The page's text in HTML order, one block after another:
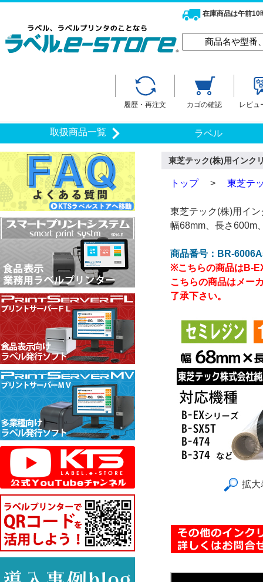
在庫商品は午前10
履歴・再注文 カゴの確認 レビュ
取扱商品一覧 ラベル
東芝テック(株)用イン
トップ> 東芝テ
東芝テック(株)用イ
幅68mm、長さ
商品番号：BR-
※こちらの商品はB-
こちらの商品はメー
了承下さい。
拡大